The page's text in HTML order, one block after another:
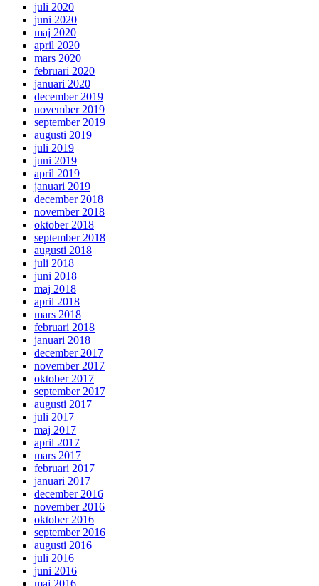
juli 2020
juni 2020
maj 2020
april 2020
mars 2020
februari 2020
januari 2020
december 2019
november 2019
september 2019
augusti 2019
juli 2019
juni 2019
april 2019
januari 2019
december 2018
november 2018
oktober 2018
september 2018
augusti 2018
juli 2018
juni 2018
maj 2018
april 2018
mars 2018
februari 2018
januari 2018
december 2017
november 2017
oktober 2017
september 2017
augusti 2017
juli 2017
maj 2017
april 2017
mars 2017
februari 2017
januari 2017
december 2016
november 2016
oktober 2016
september 2016
augusti 2016
juli 2016
juni 2016
maj 2016